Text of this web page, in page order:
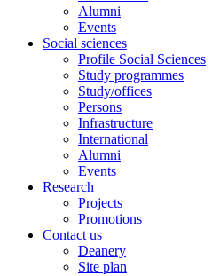
Alumni
Events
Social sciences
Profile Social Sciences
Study programmes
Study/offices
Persons
Infrastructure
International
Alumni
Events
Research
Projects
Promotions
Contact us
Deanery
Site plan